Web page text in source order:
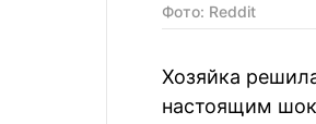
Фото: Reddit
Хозяйка
настоящим